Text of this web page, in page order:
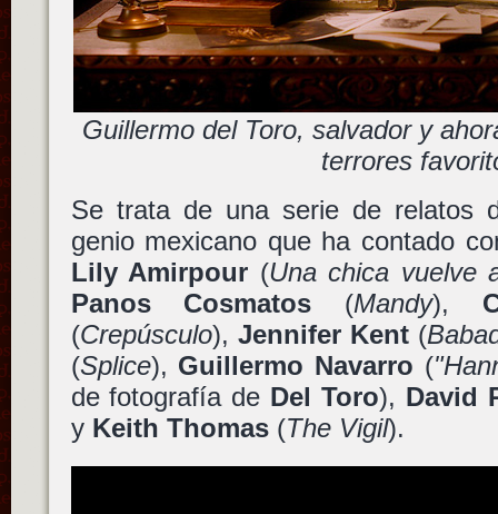
Guillermo del Toro, salvador y
terrores
Se trata de una serie de relatos
genio mexicano que ha contado
Lily Amirpour (Una chica vuelve
Panos Cosmatos (Mandy),
(Crepúsculo), Jennifer Kent(
(Splice), Guillermo Navarro (
de fotografía de Del Toro), David
y Keith Thomas(The Vigil).